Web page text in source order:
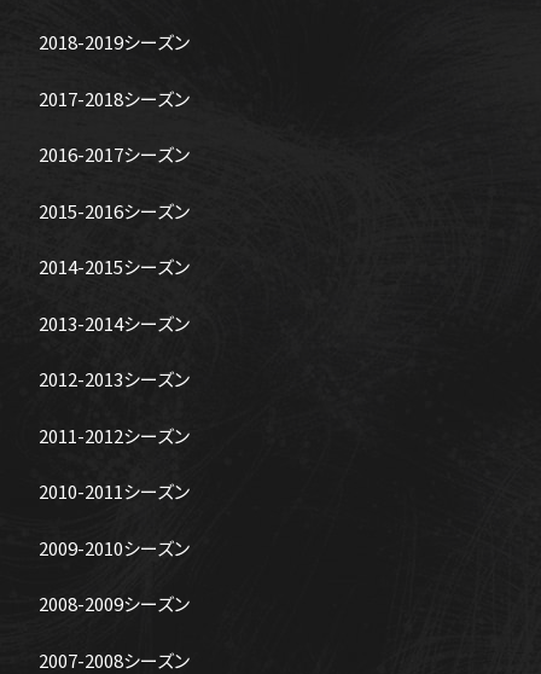
2018-2019シーズン
2017-2018シーズン
2016-2017シーズン
2015-2016シーズン
2014-2015シーズン
2013-2014シーズン
2012-2013シーズン
2011-2012シーズン
2010-2011シーズン
2009-2010シーズン
2008-2009シーズン
2007-2008シーズン